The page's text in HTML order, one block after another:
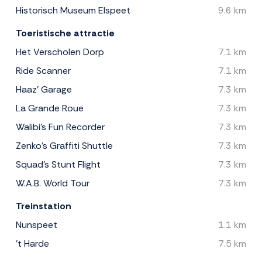
Historisch Museum Elspeet
9.6 km
Toeristische attractie
Het Verscholen Dorp
7.1 km
Ride Scanner
7.1 km
Haaz' Garage
7.3 km
La Grande Roue
7.3 km
Walibi's Fun Recorder
7.3 km
Zenko's Graffiti Shuttle
7.3 km
Squad's Stunt Flight
7.3 km
W.A.B. World Tour
7.3 km
Treinstation
Nunspeet
1.1 km
't Harde
7.5 km